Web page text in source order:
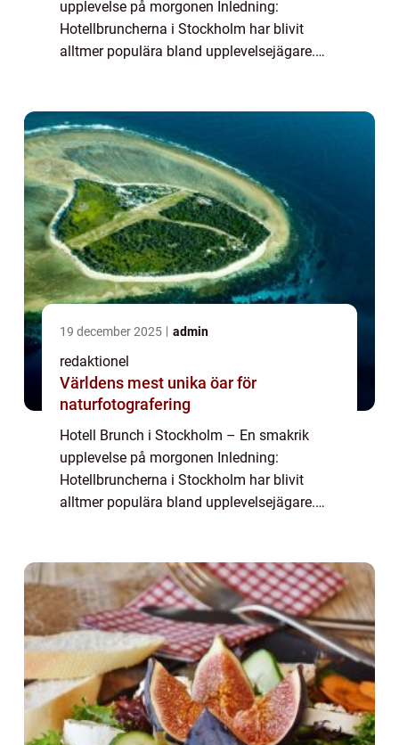
upplevelse på morgonen Inledning:
Hotellbruncherna i Stockholm har blivit
alltmer populära bland upplevelsejägare.
inklusive e...
19 december 2025 admin
redaktionel
Världens mest unika öar för
naturfotografering
Hotell Brunch i Stockholm – En smakrik
upplevelse på morgonen Inledning:
Hotellbruncherna i Stockholm har blivit
alltmer populära bland upplevelsejägare.
inklusive e...